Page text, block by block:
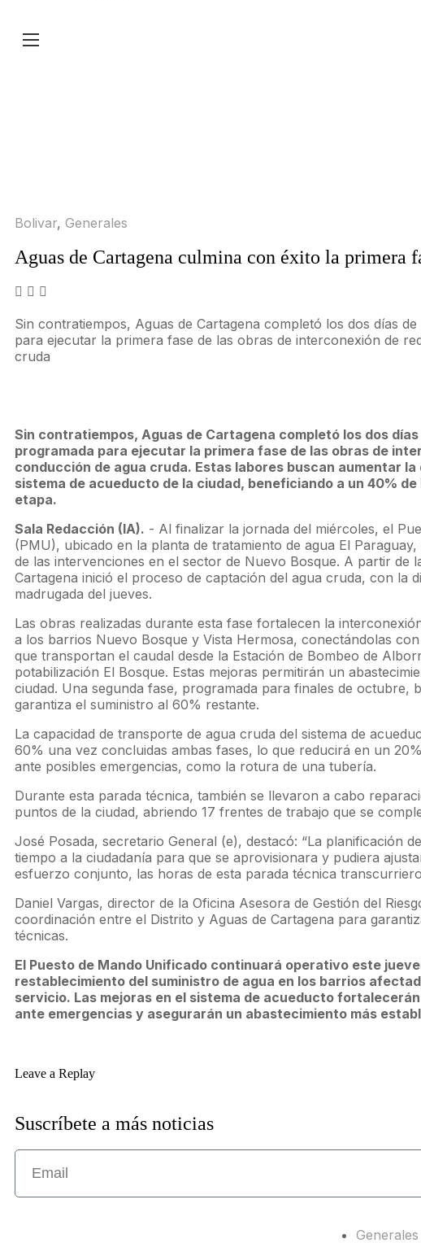
Bolivar, Generales
Aguas de Cartagena culmina con éxito la primera
Sin contratiempos, Aguas de Cartagena completó los dos días
para ejecutar la primera fase de las obras de interconexión de
cruda
Sin contratiempos, Aguas de Cartagena completó los dos
programada para ejecutar la primera fase de las obras de
conducción de agua cruda. Estas labores buscan aumentar
sistema de acueducto de la ciudad, beneficiando a un 40%
etapa.
Sala Redacción (IA). - Al finalizar la jornada del miércoles, el
(PMU), ubicado en la planta de tratamiento de agua El
de las intervenciones en el sector de Nuevo Bosque. A partir de
Cartagena inició el proceso de captación del agua cruda, con la
madrugada del jueves.
Las obras realizadas durante esta fase fortalecen la
a los barrios Nuevo Bosque y Vista Hermosa, conectándolas
que transportan el caudal desde la Estación de Bombeo de
potabilización El Bosque. Estas mejoras permitirán un
ciudad. Una segunda fase, programada para finales de octubre,
garantiza el suministro al 60% restante.
La capacidad de transporte de agua cruda del sistema de
60% una vez concluidas ambas fases, lo que reducirá en un
ante posibles emergencias, como la rotura de una tubería.
Durante esta parada técnica, también se llevaron a cabo
puntos de la ciudad, abriendo 17 frentes de trabajo que se
José Posada, secretario General (e), destacó: “La planificación
tiempo a la ciudadanía para que se aprovisionara y pudiera
esfuerzo conjunto, las horas de esta parada técnica
Daniel Vargas, director de la Oficina Asesora de Gestión del
coordinación entre el Distrito y Aguas de Cartagena para
técnicas.
El Puesto de Mando Unificado continuará operativo este
restablecimiento del suministro de agua en los barrios
servicio. Las mejoras en el sistema de acueducto
ante emergencias y asegurarán un abastecimiento más
Leave a Replay
Suscríbete a más noticias
Generales